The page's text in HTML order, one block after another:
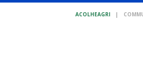
ACOLHEAGRI |